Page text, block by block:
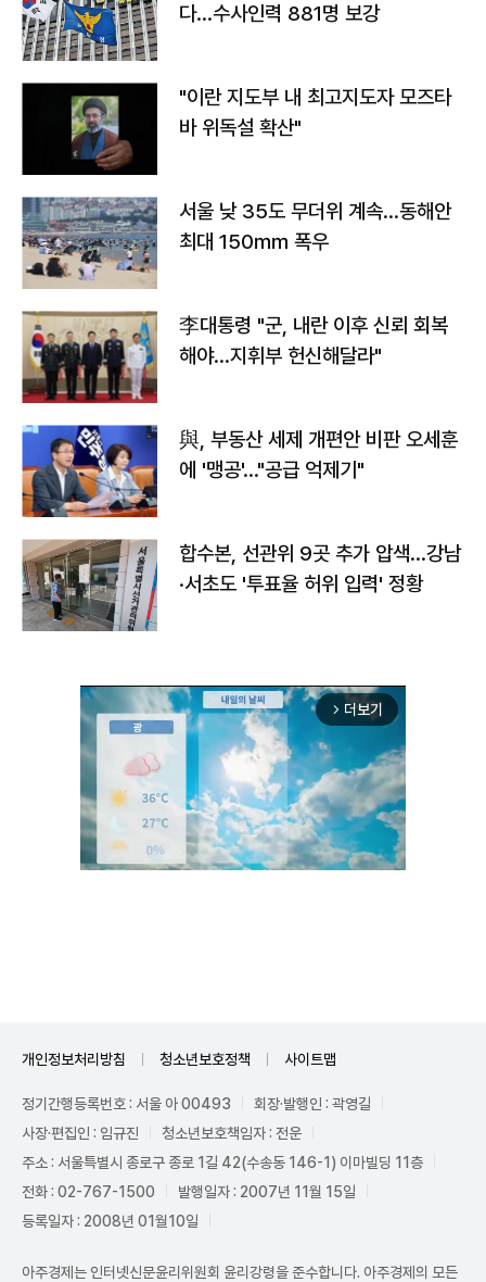
다…수사인력 881명 보강
"이란 지도부 내 최고지도자 모즈타
바 위독설 확산"
서울 낮 35도 무더위 계속…동해안
최대 150㎜ 폭우
李대통령 "군, 내란 이후 신뢰 회복
해야…지휘부 헌신해달라"
與, 부동산 세제 개편안 비판 오세훈
에 '맹공'…"공급 억제기"
합수본, 선관위 9곳 추가 압색…강남
·서초도 '투표율 허위 입력' 정황
arrow_forward_ios 더보기
개인정보처리방침 청소년보호정책 사이트맵
정기간행등록번호 : 서울 아 00493
회장·발행인 : 곽영길
사장·편집인 : 임규진
청소년보호책임자 : 전운
주소 : 서울특별시 종로구 종로 1길 42(수송동 146-1) 이마빌딩 11층
전화 : 02-767-1500
발행일자 : 2007년 11월 15일
등록일자 : 2008년 01월10일
아주경제는 인터넷신문윤리위원회 윤리강령을 준수합니다. 아주경제의 모든